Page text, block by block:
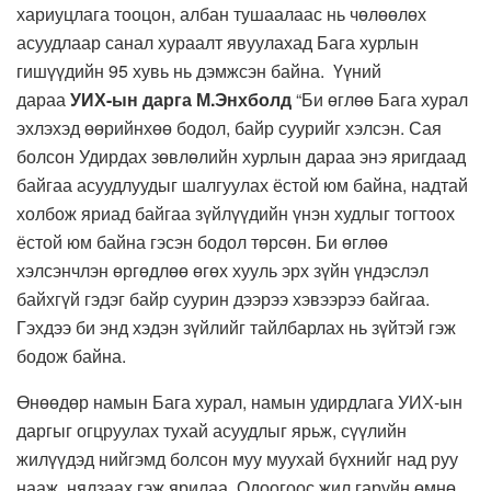
хариуцлага тооцон, албан тушаалаас нь чөлөөлөх
асуудлаар санал хураалт явуулахад Бага хурлын
гишүүдийн 95 хувь нь дэмжсэн байна. Үүний
дарааУИХ-ын дарга М.Энхболд“Би өглөө Бага хурал
эхлэхэд өөрийнхөө бодол, байр суурийг хэлсэн. Сая
болсон Удирдах зөвлөлийн хурлын дараа энэ яригдаад
байгаа асуудлуудыг шалгуулах ёстой юм байна, надтай
холбож яриад байгаа зүйлүүдийн үнэн худлыг тогтоох
ёстой юм байна гэсэн бодол төрсөн. Би өглөө
хэлсэнчлэн өргөдлөө өгөх хууль эрх зүйн үндэслэл
байхгүй гэдэг байр суурин дээрээ хэвээрээ байгаа.
Гэхдээ би энд хэдэн зүйлийг тайлбарлах нь зүйтэй гэж
бодож байна.
Өнөөдөр намын Бага хурал, намын удирдлага УИХ-ын
даргыг огцруулах тухай асуудлыг ярьж, сүүлийн
жилүүдэд нийгэмд болсон муу муухай бүхнийг над руу